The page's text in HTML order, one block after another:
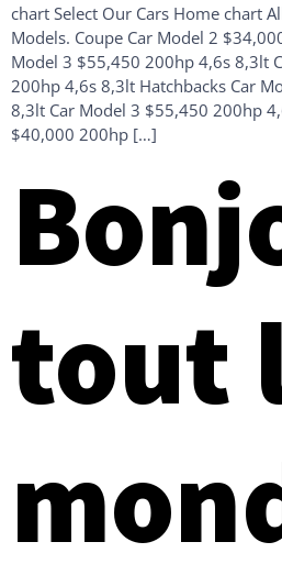
chart Select Our Cars Home chart
Models. Coupe Car Model 2
Model 3 $55,450 200hp 4,6s 8,3lt
200hp 4,6s 8,3lt Hatchbacks Car
8,3lt Car Model 3 $55,450 200hp
$40,000 200hp […]
tout